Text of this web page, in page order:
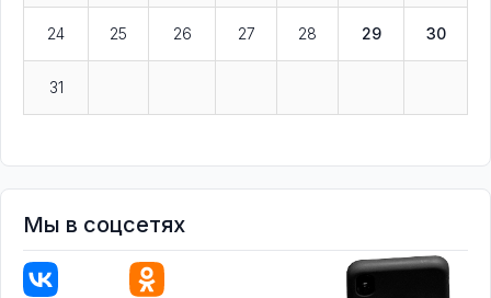
24 25 26 27 28 29 30
31
Мы в соцсетях